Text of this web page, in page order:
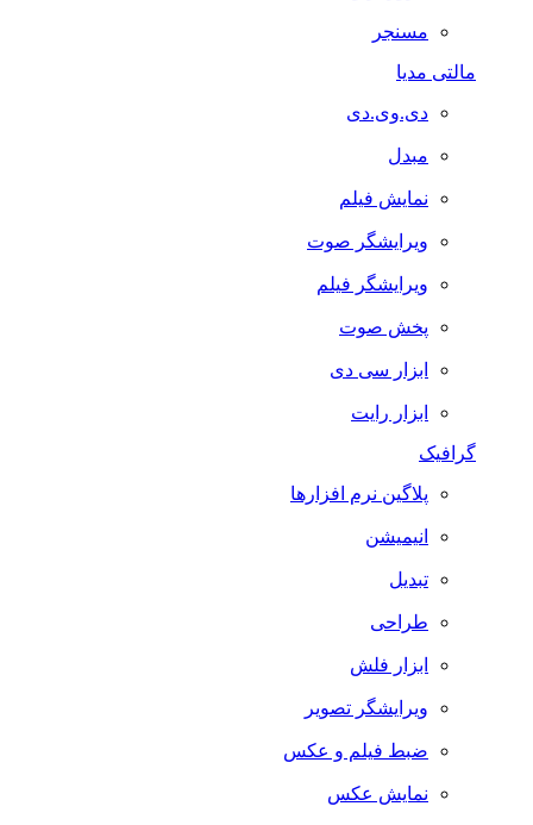
مسنجر
مالتی مدیا
دی.وی.دی
مبدل
نمایش فیلم
ویرایشگر صوت
ویرایشگر فیلم
پخش صوت
ابزار سی دی
ابزار رایت
گرافیک
پلاگین نرم افزارها
انیمیشن
تبدیل
طراحی
ابزار فلش
ویرایشگر تصویر
ضبط فيلم و عكس
نمایش عکس